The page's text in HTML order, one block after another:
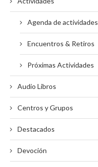
Agenda de actividades
Encuentros & Retiros
Próximas Actividades
Audio Libros
Centros y Grupos
Destacados
Devoción